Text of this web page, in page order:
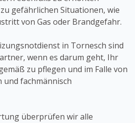
gefährlichen Situationen, wie
von Gas oder Brandgefahr.
in Tornesch sind
wenn es darum geht, Ihr
zu pflegen und im Falle von
fachmännisch
überprüfen wir alle